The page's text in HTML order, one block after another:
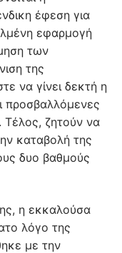
έφεση για
εφαρμογή
των
της
να γίνει δεκτή η
προσβαλλόμενες
Τέλος, ζητούν να
καταβολή της
δυο βαθμούς
η εκκαλούσα
λόγο της
με την